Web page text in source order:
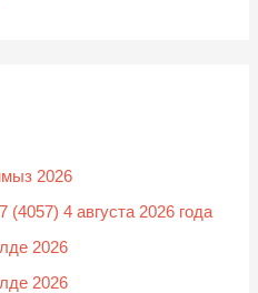
2026
4 августа 2026 года
2026
2026